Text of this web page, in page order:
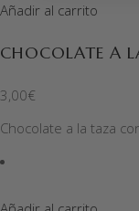
Añadir al carrito
CHOCOLATE A
3,00€
Chocolate a la taza